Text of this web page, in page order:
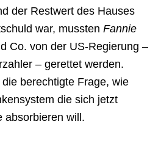
der Restwert des Hauses
war, mussten Fannie
Co. von der US-Regierung –
– gerettet werden.
berechtigte Frage, wie
die sich jetzt
absorbieren will.